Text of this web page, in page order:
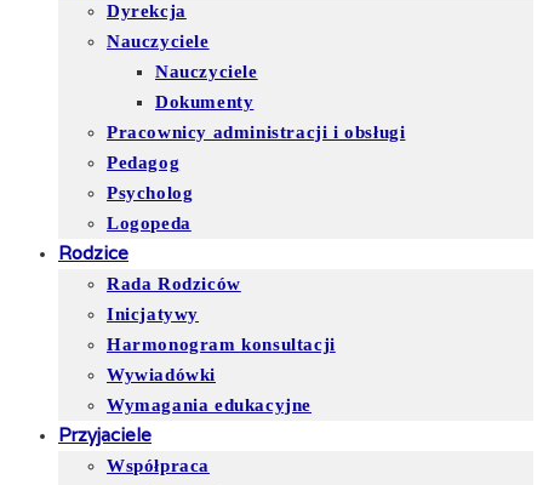
Dyrekcja
Nauczyciele
Nauczyciele
Dokumenty
Pracownicy administracji i obsługi
Pedagog
Psycholog
Logopeda
Rodzice
Rada Rodziców
Inicjatywy
Harmonogram konsultacji
Wywiadówki
Wymagania edukacyjne
Przyjaciele
Współpraca